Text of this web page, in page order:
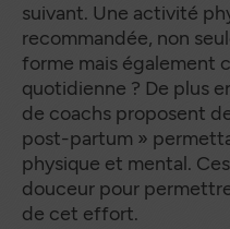
suivant. Une activité
recommandée, non
forme mais également
quotidienne ? De plus
de coachs proposent
post-partum »
physique et mental.
douceur pour
de cet effort.